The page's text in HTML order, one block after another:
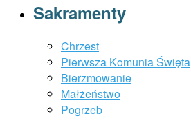
Sakramenty
Chrzest
Pierwsza Komunia Święta
Bierzmowanie
Małżeństwo
Pogrzeb